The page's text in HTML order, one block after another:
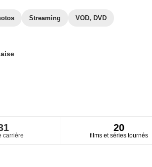
Streaming VOD, DVD
carrière
20
films et séries tournés